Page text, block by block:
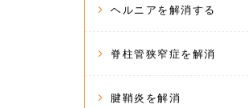
ヘルニアを解消する
脊柱管狭窄症を解消
腱鞘炎を解消